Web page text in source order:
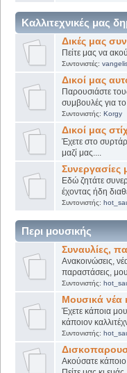
Καλλιτεχνικές μας
Δικές μας
Πείτε μας να
Συντονιστές:
Δικοί μας
Παρουσιάστε
συμβουλές για το
Συντονιστής: Korgy
Δικοί μας
Έχετε στο
μαζί μας....
Συνεργασίες
Εδώ ζητάτε
έχοντας ήδη
Συντονιστής:
Περι μουσικής
Συναυλίες,
Ανακοινώσεις,
παραστάσεις,
Συντονιστής:
Μουσικά νέα
Έχετε κάποια
κάποιον
Συντονιστής:
Ακούσατε